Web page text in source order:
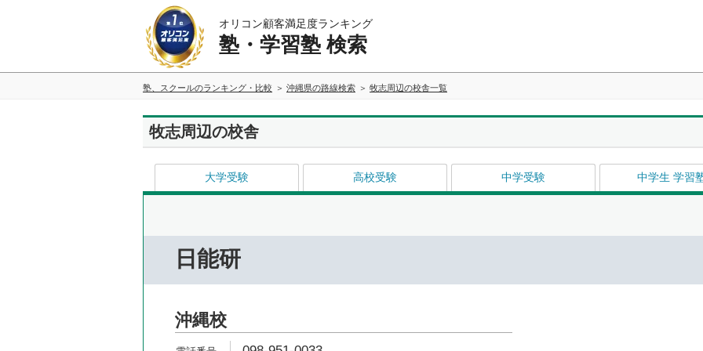
オリコン顧客満足度ランキング
塾・学習塾 検索
塾、スクールのランキング・比較 沖縄県の路線検索 牧志周辺の校舎一覧
牧志周辺の校舎
大学受験 高校受験 中学受験 中学生 学習
日能研
沖縄校